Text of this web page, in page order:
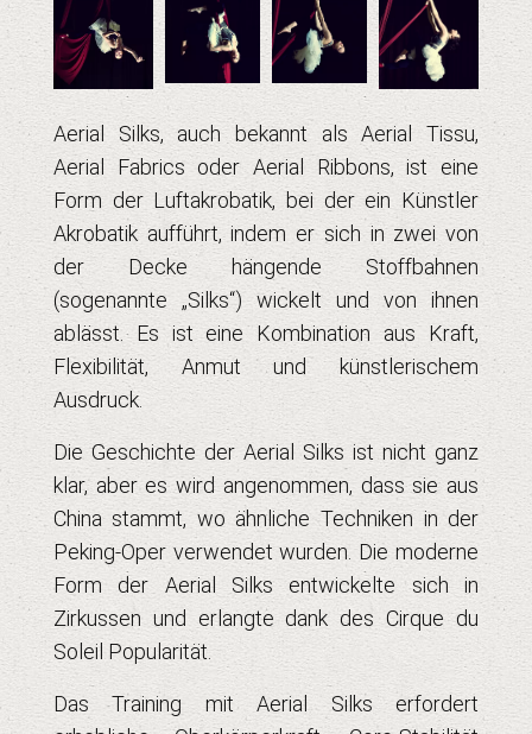
Aerial Silks, auch bekannt als Aerial Tissu,
Aerial Fabrics oder Aerial Ribbons, ist eine
Form der Luftakrobatik, bei der ein Künstler
Akrobatik aufführt, indem er sich in zwei von
der Decke hängende Stoffbahnen
(sogenannte „Silks“) wickelt und von ihnen
ablässt. Es ist eine Kombination aus Kraft,
Flexibilität, Anmut und künstlerischem
Ausdruck.
Die Geschichte der Aerial Silks ist nicht ganz
klar, aber es wird angenommen, dass sie aus
China stammt, wo ähnliche Techniken in der
Peking-Oper verwendet wurden. Die moderne
Form der Aerial Silks entwickelte sich in
Zirkussen und erlangte dank des Cirque du
Soleil Popularität.
Das Training mit Aerial Silks erfordert